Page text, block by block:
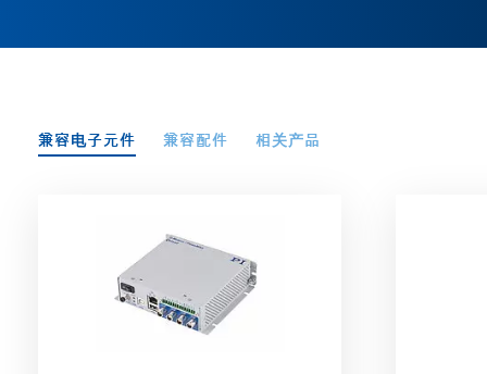
兼容电子元件 兼容配件 相关产品